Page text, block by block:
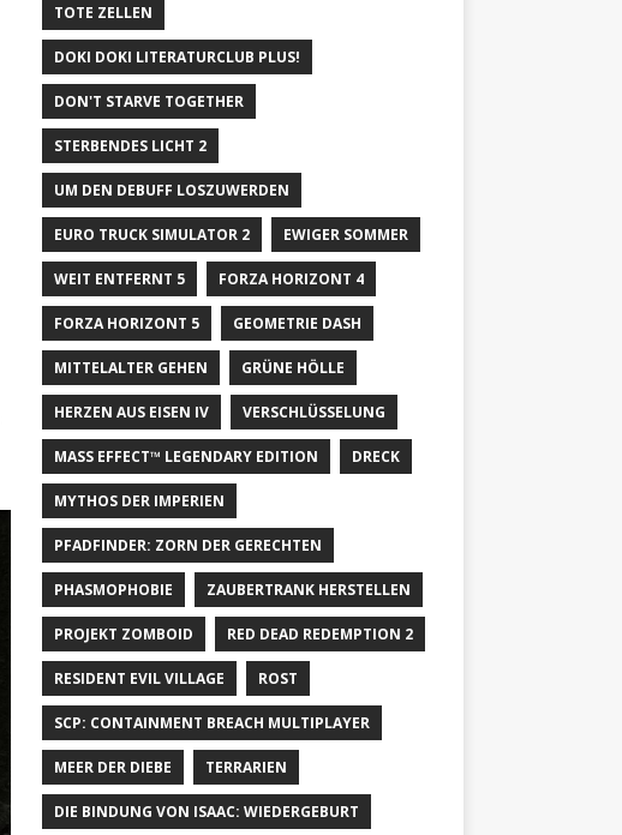
TOTE ZELLEN
DOKI DOKI LITERATURCLUB PLUS!
DON'T STARVE TOGETHER
STERBENDES LICHT 2
UM DEN DEBUFF LOSZUWERDEN
EURO TRUCK SIMULATOR 2 EWIGER SOMMER
WEIT ENTFERNT 5 FORZA HORIZONT 4
FORZA HORIZONT 5 GEOMETRIE DASH
MITTELALTER GEHEN GRÜNE HÖLLE
HERZEN AUS EISEN IV VERSCHLÜSSELUNG
MASS EFFECT™ LEGENDARY EDITION DRECK
MYTHOS DER IMPERIEN
PFADFINDER: ZORN DER GERECHTEN
PHASMOPHOBIE ZAUBERTRANK HERSTELLEN
PROJEKT ZOMBOID RED DEAD REDEMPTION 2
RESIDENT EVIL VILLAGE ROST
SCP: CONTAINMENT BREACH MULTIPLAYER
MEER DER DIEBE TERRARIEN
DIE BINDUNG VON ISAAC: WIEDERGEBURT